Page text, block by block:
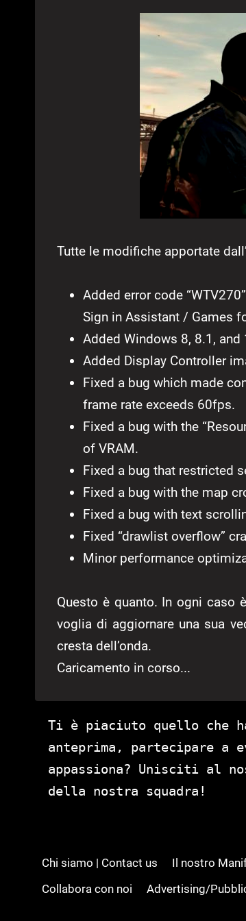
Tutte le modifiche apportate
Added error code
Sign in Assistant / Games
Added Windows 8, 8.1,
Added Display Controller
Fixed a bug which made
frame rate exceeds 60fps.
Fixed a bug with the
of VRAM.
Fixed a bug that restricted
Fixed a bug with the map
Fixed a bug with text
Fixed “drawlist overflow”
Minor performance
Questo è quanto. In ogni caso
voglia di aggiornare una sua
cresta dell’onda.
Caricamento in corso...
Ti è piaciuto quello che
anteprima, partecipare
appassiona? Unisciti al
della nostra squadra!
Chi siamo | Contact us Il nostro
Collabora con noi
Advertising/